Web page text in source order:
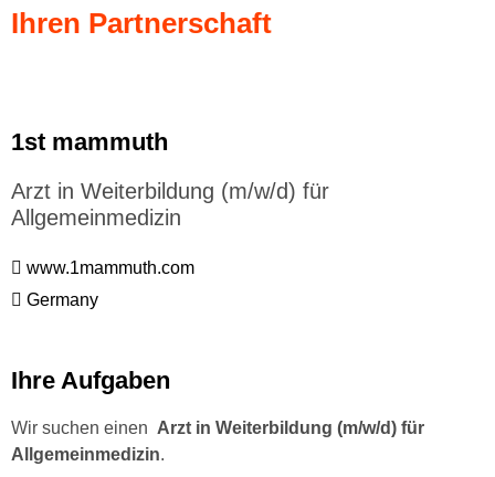
Ihren Partnerschaft
1st mammuth
Arzt in Weiterbildung (m/w/d) für
Allgemeinmedizin
www.1mammuth.com
Germany
Ihre Aufgaben
Wir suchen einen Arzt in Weiterbildung (m/w/d) für
Allgemeinmedizin.